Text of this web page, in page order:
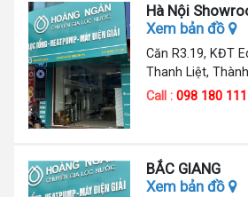
Hà Nội
Xem bản đồ
Căn R3.19, KĐT
Thanh Liệt,
Call :098 180
BẮC GIANG
Xem bản đồ